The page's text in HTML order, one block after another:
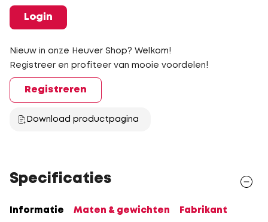
Login
Nieuw in onze Heuver Shop? Welkom!
Registreer en profiteer van mooie voordelen!
Registreren
Download productpagina
Specificaties
Informatie Maten & gewichten Fabrikant